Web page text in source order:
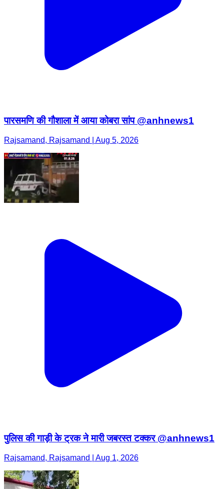
पारसमणि की गौशाला में आया कोबरा सांप @anhnews1
Rajsamand, Rajsamand | Aug 5, 2026
पुलिस की गाड़ी के ट्रक ने मारी जबरस्त टक्कर @anhnews1
Rajsamand, Rajsamand | Aug 1, 2026